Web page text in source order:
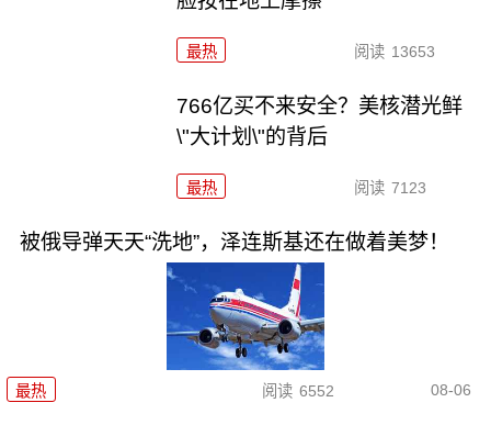
最热 阅读 13653
766亿买不来安全？美核潜光鲜
\"大计划\"的背后
最热 阅读 7123
被俄导弹天天“洗地”，泽连斯基还在做着美梦！
最热 阅读 6552 08-06